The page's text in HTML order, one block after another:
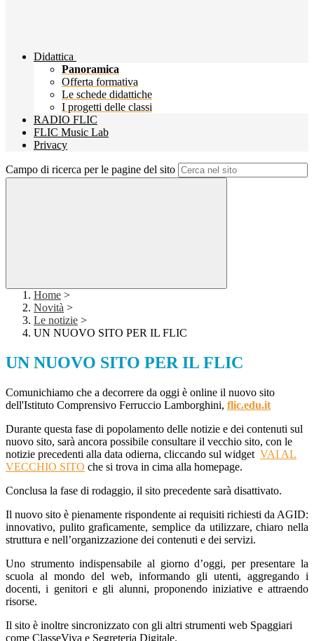
Didattica
Panoramica
Offerta formativa
Le schede didattiche
I progetti delle classi
RADIO FLIC
FLIC Music Lab
Privacy
Campo di ricerca per le pagine del sito
Home >
Novità >
Le notizie >
UN NUOVO SITO PER IL FLIC
UN NUOVO SITO PER IL FLIC
Comunichiamo che a decorrere da oggi è online il nuovo sito
dell'Istituto Comprensivo Ferruccio Lamborghini, flic.edu.it
Durante questa fase di popolamento delle notizie e dei contenuti sul
nuovo sito, sarà ancora possibile consultare il vecchio sito, con le
notizie precedenti alla data odierna, cliccando sul widget VAI AL
VECCHIO SITO che si trova in cima alla homepage.
Conclusa la fase di rodaggio, il sito precedente sarà disattivato.
Il nuovo sito è pienamente rispondente ai requisiti richiesti da AGID:
innovativo, pulito graficamente, semplice da utilizzare, chiaro nella
struttura e nell’organizzazione dei contenuti e dei servizi.
Uno strumento indispensabile al giorno d’oggi, per presentare la
scuola al mondo del web, informando gli utenti, aggregando i
docenti, i genitori e gli alunni, proponendo iniziative e attraendo
risorse.
Il sito è inoltre sincronizzato con gli altri strumenti web Spaggiari
come ClasseViva e Segreteria Digitale.